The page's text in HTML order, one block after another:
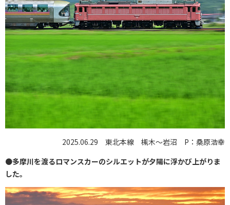
2025.06.29 東北本線 槻木～岩沼 P：桑原浩幸
●多摩川を渡るロマンスカーのシルエットが夕陽に浮かび上がりま
した。